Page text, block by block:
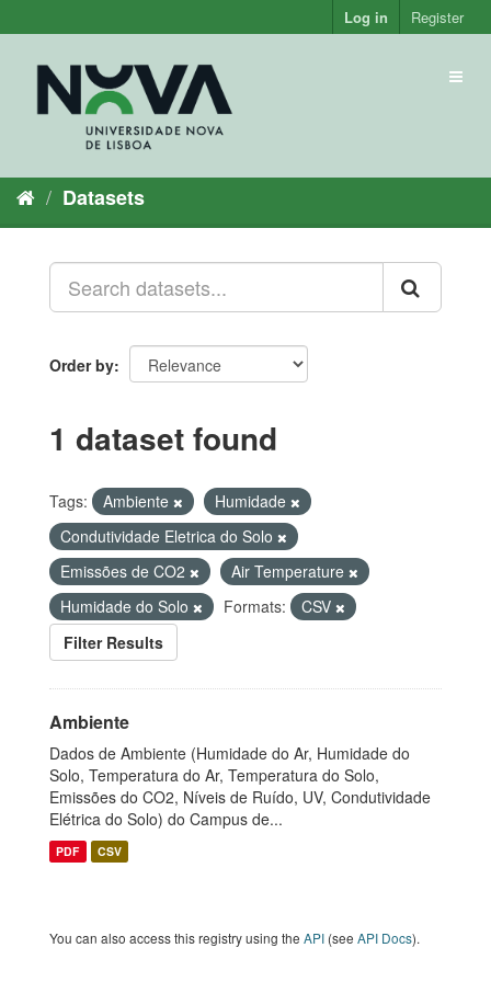
to
Log in Register
Datasets
Order by
1 dataset found
Tags: Ambiente
Humidade
Condutividade Eletrica do Solo
Emissões de CO2
Air Temperature
Humidade do Solo
Formats:
CSV
Filter Results
Ambiente
Dados de Ambiente (Humidade do Ar, Humidade do
Solo, Temperatura do Ar, Temperatura do Solo,
Emissões do CO2, Níveis de Ruído, UV, Condutividade
Elétrica do Solo) do Campus de...
PDF CSV
You can also access this registry using the API (see API Docs).